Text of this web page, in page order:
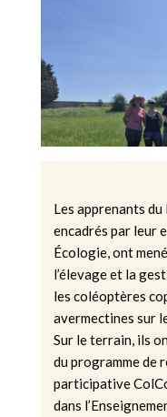
Les apprenants
encadrés par leur
Écologie, ont
l’élevage et la
les coléoptères
avermectines sur
Sur le terrain, ils
du programme de
participative
dans